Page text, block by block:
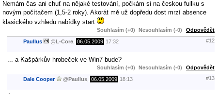
Nemám čas ani chuť na nějaké testování, počkám si na českou fullku s
novým počítačem (1,5-2 roky). Akorát mě už dopředu dost mrzí absence
klasického vzhledu nabídky start
Souhlasím (+0) Nesouhlasím (-0) Odpovědět
Paullus @L-Core 06.05.2009 17:32 #12
... a Kašpárkův hrobeček ve Win7 bude?
Souhlasím (+0) Nesouhlasím (-0) Odpovědět
Dale Cooper @Paullus 06.05.2009 18:13 #13